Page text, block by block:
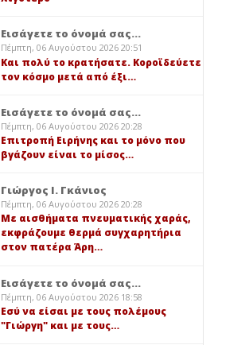
Εισάγετε το όνομά σας...
Πέμπτη, 06 Αυγούστου 2026 20:51
Και πολύ το κρατήσατε. Κοροϊδεύετε
τον κόσμο μετά από έξι…
Εισάγετε το όνομά σας...
Πέμπτη, 06 Αυγούστου 2026 20:28
Επιτροπή Ειρήνης και το μόνο που
βγάζουν είναι το μίσος…
Γιώργος Ι. Γκάνιος
Πέμπτη, 06 Αυγούστου 2026 20:28
Με αισθήματα πνευματικής χαράς,
εκφράζουμε θερμά συγχαρητήρια
στον πατέρα Άρη…
Εισάγετε το όνομά σας...
Πέμπτη, 06 Αυγούστου 2026 18:58
Εσύ να είσαι με τους πολέμους
"Γιώργη" και με τους…